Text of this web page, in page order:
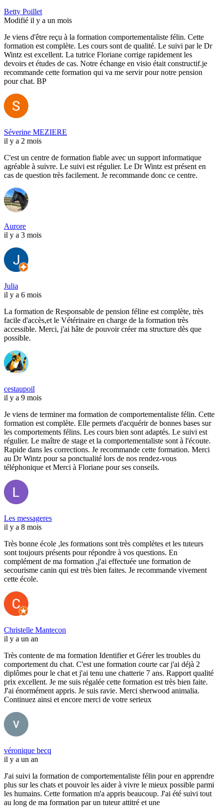
Betty Poillet
Modifié il y a un mois
Je viens d'être reçu à la formation comportementaliste félin. Cette
formation est complète. Les cours sont de qualité. Le suivi par le Dr
Wintz est excellent. La tutrice Floriane corrige rapidement les
devoirs et études de cas. Notre échange en visio était constructif.je
recommande cette formation qui va me servir pour notre pension
pour chat. BP
Séverine MEZIERE
il y a 2 mois
C'est un centre de formation fiable avec un support informatique
agréable à suivre. Le suivi est régulier. Le Dr Wintz est présent en
cas de question très facilement. Je recommande donc ce centre.
Aurore
il y a 3 mois
Julia
il y a 6 mois
La formation de Responsable de pension féline est complète, très
facile d'accès,et le Vétérinaire en charge de la formation très
accessible. Merci, j'ai hâte de pouvoir créer ma structure dès que
possible.
cestaupoil
il y a 9 mois
Je viens de terminer ma formation de comportementaliste félin. Cette
formation est complète. Elle permets d'acquérir de bonnes bases sur
les comportements félins. Les cours bien sont adaptés. Le suivi est
régulier. Le maître de stage et la comportementaliste sont à l'écoute.
Rapide dans les corrections. Je recommande cette formation. Merci
au Dr Wintz pour sa ponctualité lors de nos rendez-vous
téléphonique et Merci à Floriane pour ses conseils.
Les messageres
il y a 8 mois
Très bonne école ,les formations sont très complètes et les tuteurs
sont toujours présents pour répondre à vos questions. En
complément de ma formation ,j'ai effectuée une formation de
secourisme canin qui est très bien faites. Je recommande vivement
cette école.
Christelle Mantecon
il y a un an
Très contente de ma formation Identifier et Gérer les troubles du
comportement du chat. C'est une formation courte car j'ai déjà 2
diplômes pour le chat et j'ai tenu une chatterie 7 ans. Rapport qualité
prix excellent. Je me suis régalée cette formation est très bien faite.
J'ai énormément appris. Je suis ravie. Merci sherwood animalia.
Continuez ainsi et encore merci de votre serieux
véronique becq
il y a un an
J'ai suivi la formation de comportementaliste félin pour en apprendre
plus sur les chats et pouvoir les aider à vivre le mieux possible parmi
les humains. Cette formation m'a appris beaucoup. J'ai été suivi tout
au long de ma formation par un tuteur attitré et une